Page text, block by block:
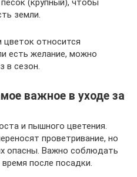
земли.
относится
есть желание, можно
в сезон.
важное в уходе за
и пышного цветения.
проветривание, но
опасны. Важно соблюдать
после посадки.